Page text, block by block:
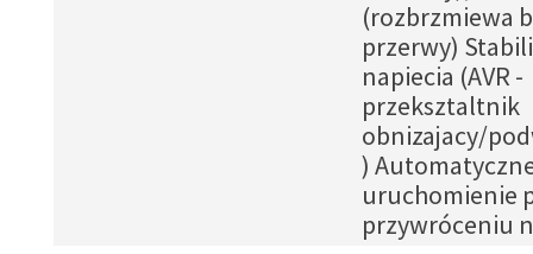
(rozbrzmiewa
przerwy)
napiecia (AVR -
przeksztaltnik
obnizajacy/
)
uruchomienie
przywróceniu